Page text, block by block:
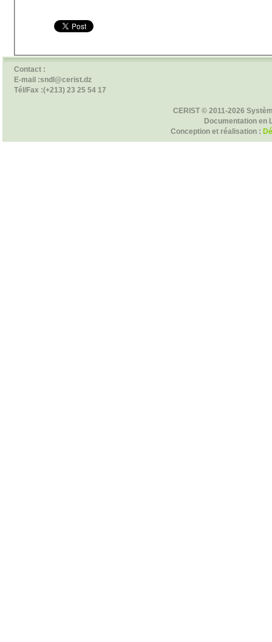
Contact :
E-mail :sndl@cerist.dz
Tél/Fax :(+213) 23 25 54 17
CERIST © 2011-2026
Documentation en
Conception et réalisation :